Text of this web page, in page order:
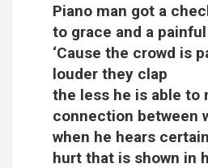
Piano man got a
to grace and a
‘Cause the crowd is
louder they clap
the less he is able to
connection between
when he hears
hurt that is shown in